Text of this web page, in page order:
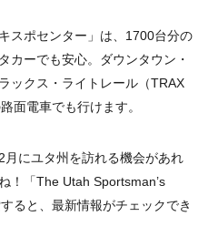
スポセンター」は、1700台分の
カーでも安心。ダウンタウン・
ックス・ライトレール（TRAX
面電車でも行けます。
にユタ州を訪れる機会があれ
！「The Utah Sportsman’s
ると、最新情報がチェックでき